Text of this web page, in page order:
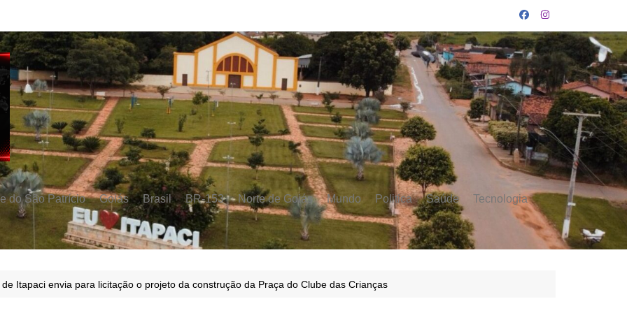
do São Patrício Goiás Brasil BR-153 Norte de Goiás Mundo Politica Saúde Tecnologia
Itapaci envia para licitação o projeto da construção da Praça do Clube das Crianças